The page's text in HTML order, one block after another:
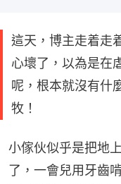
這天，博主走着走
心壞了，以為是在
呢，根本就沒有什
牧！
小傢伙似乎是把地
了，一會兒用牙齒